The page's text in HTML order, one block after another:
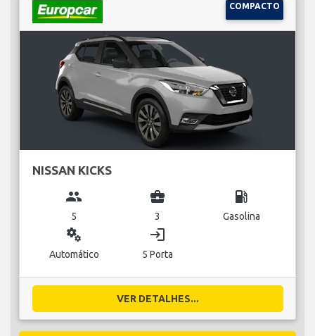
COMPACTO
NISSAN KICKS
group
5
business_center
3
local_gas_station
Gasolina
miscellaneous_services
Automático
login
5 Porta
VER DETALHES...